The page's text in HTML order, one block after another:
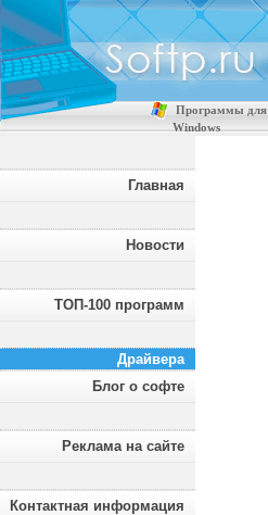
Программы для
Windows
Главная
Новости
ТОП-100 программ
Драйвера
Блог о софте
Реклама на сайте
Контактная информация